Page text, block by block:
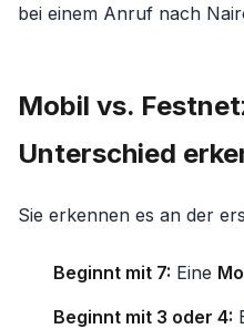
bei einem Anruf nach
Mobil vs.
Unterschied
Sie erkennen es an der
Beginnt mit 7: Eine
Beginnt mit 3 oder 4: